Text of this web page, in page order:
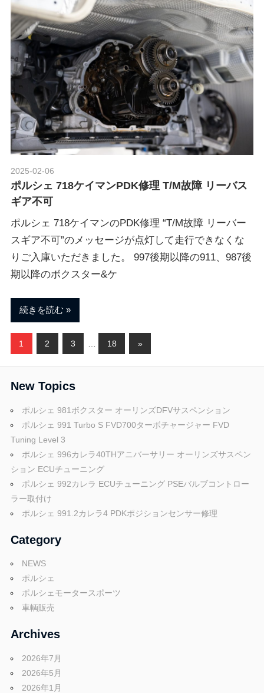
2025-02-06
ポルシェ 718ケイマンPDK修理 T/M故障 リーバス
ギア不可
ポルシェ 718ケイマンのPDK修理 “T/M故障 リーバー
スギア不可”のメッセージが点灯して走行できなくな
りご入庫いただきました。 997後期以降の911、987後
期以降のボクスター&ケ
続きを読む
投
稿
ナ
ビ
ゲ
ー
シ
ョ
1 2 3 18
次
»
New Topics
ポルシェ 981ボクスター オーリンズDFVサスペンション
ポルシェ 991 Turbo S FVD700ターボチャージャー FVD
Tuning Level 3
ポルシェ 996カレラ40THアニバーサリー オーリンズサスペン
ション ECUチューニング
ポルシェ 992カレラ ECUチューニング PSEバルブコントロー
ラー取付け
ポルシェ 991.2カレラ4 PDKポジションセンサー修理
Category
NEWS
ポルシェ
ポルシェモータースポーツ
車輌販売
Archives
2026年7月
2026年5月
2026年1月